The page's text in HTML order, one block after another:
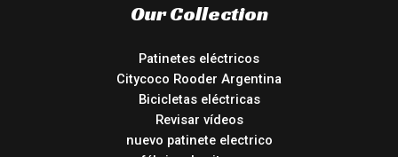
Our Collection
Patinetes eléctricos
Citycoco Rooder Argentina
Bicicletas eléctricas
Revisar vídeos
nuevo patinete electrico